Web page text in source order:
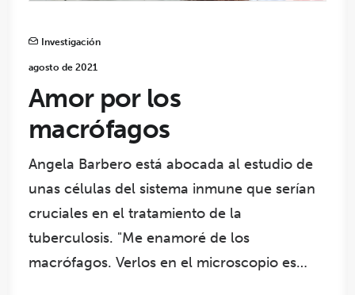
Investigación
agosto de 2021
Amor por los
macrófagos
Angela Barbero está abocada al estudio de
unas células del sistema inmune que serían
cruciales en el tratamiento de la
tuberculosis. "Me enamoré de los
macrófagos. Verlos en el microscopio es…